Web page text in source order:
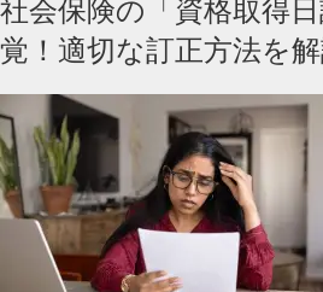
社会保険の「資格取得
覚！適切な訂正方法を